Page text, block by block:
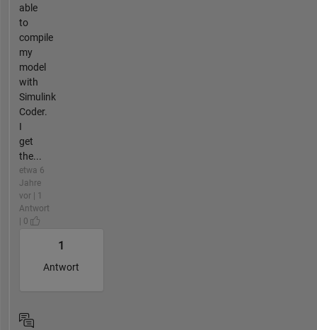
able
to
compile
my
model
with
Simulink
Coder.
I
get
the...
etwa 6
Jahre
vor | 1
Antwort
| 0
1
Antwort